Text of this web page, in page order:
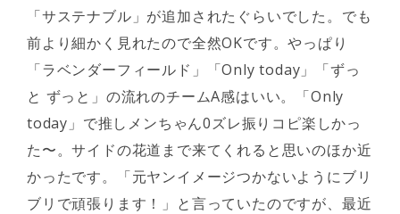
「サステナブル」が追加されたぐらいでした。でも
前より細かく見れたので全然OKです。やっぱり
「ラベンダーフィールド」「Only today」「ずっ
と ずっと」の流れのチームA感はいい。「Only
today」で推しメンちゃん0ズレ振りコピ楽しかっ
た〜。サイドの花道まで来てくれると思いのほか近
かったです。「元ヤンイメージつかないようにブリ
ブリで頑張ります！」と言っていたのですが、最近